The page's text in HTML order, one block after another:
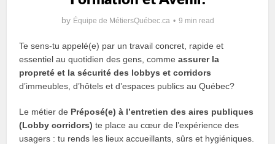
by Équipe de MétiersQuébec.ca 9 min read
Te sens-tu appelé(e) par un travail concret, rapide et
essentiel au quotidien des gens, commeassurer la
propreté et la sécurité des lobbys et corridors
d’immeubles, d’hôtels et d’espaces publics au Québec?
Le métier de Préposé(e) à lʼentretien des aires publiques
(Lobby corridors) te place au cœur de l’expérience des
usagers : tu rends les lieux accueillants, sûrs et hygiéniques.